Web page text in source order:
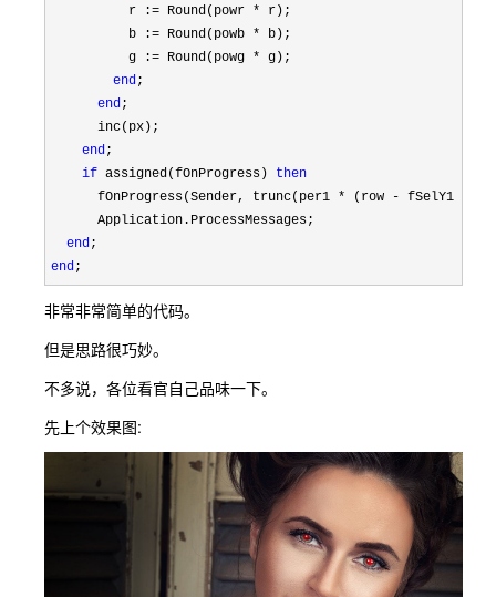
          r :
= Round(powr * r);
          b :
= Round(powb * b);
          g :
= Round(powg * g);
end;
end;
      inc(px);
end;
if assigned(fOnProgress) then
      fOnProgress(Sender, trunc(per1
* (row - fSelY1 +
      Application.ProcessMessages;
end
end;
非常非常简单的代码。
但是思路很巧妙。
不多说，各位看官自己品味一下。
先上个效果图: